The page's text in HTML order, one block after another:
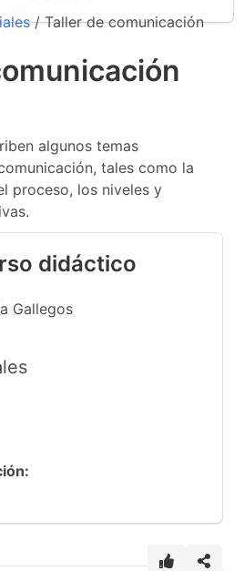
/ Taller de comunicación
algunos temas
tales como la
proceso, los niveles y
didáctico
Gallegos